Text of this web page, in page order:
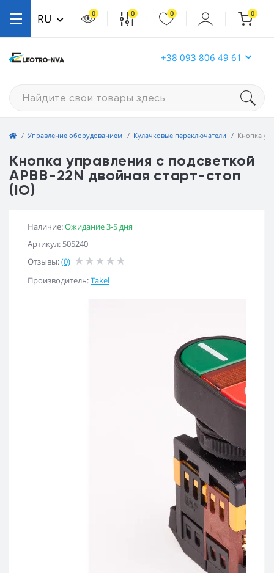
+38 093 806 49 61
RU 0 0 0 0
Управление оборудованием Кулачковые переключатели Кнопка
Кнопка управления с подсветкой
APBB-22N двойная старт-стоп
(IO)
Наличие:Ожидание 3-5 дня
Артикул: 505240
Отзывы:(0)
Производитель:Takel